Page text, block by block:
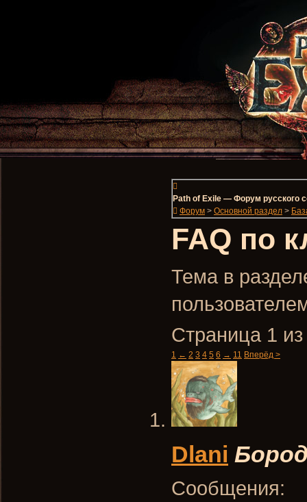
Path of Exile — Форум русского
Форум > Основной раздел >
FAQ по
Тема в
Страница 1 из
1 ← 2 3 4 5 6 → 11 Вперёд >
Dlani
Сообщения: